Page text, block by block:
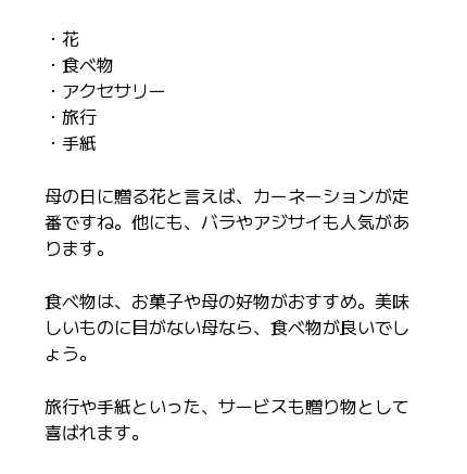
・花
・食べ物
・アクセサリー
・旅行
・手紙
母の日に贈る花と言えば、カーネーションが定
番ですね。他にも、バラやアジサイも人気があ
ります。
食べ物は、お菓子や母の好物がおすすめ。美味
しいものに目がない母なら、食べ物が良いでし
ょう。
旅行や手紙といった、サービスも贈り物として
喜ばれます。